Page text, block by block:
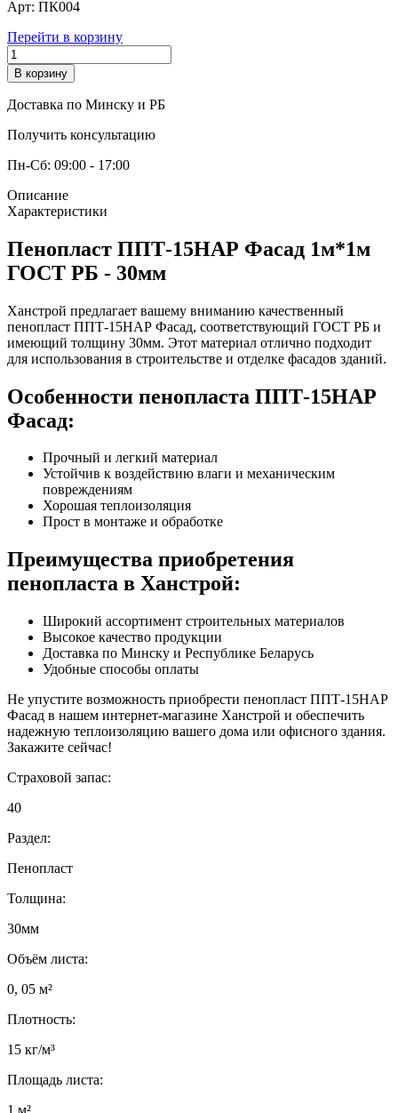
Арт: ПК004
Перейти в корзину
В корзину
Доставка по Минску и РБ
Получить консультацию
Пн-Сб: 09:00 - 17:00
Описание
Характеристики
Пенопласт ППТ-15НАР Фасад 1м*1м
ГОСТ РБ - 30мм
Ханстрой предлагает вашему вниманию качественный
пенопласт ППТ-15НАР Фасад, соответствующий ГОСТ РБ и
имеющий толщину 30мм. Этот материал отлично подходит
для использования в строительстве и отделке фасадов зданий.
Особенности пенопласта ППТ-15НАР
Фасад:
Прочный и легкий материал
Устойчив к воздействию влаги и механическим
повреждениям
Хорошая теплоизоляция
Прост в монтаже и обработке
Преимущества приобретения
пенопласта в Ханстрой:
Широкий ассортимент строительных материалов
Высокое качество продукции
Доставка по Минску и Республике Беларусь
Удобные способы оплаты
Не упустите возможность приобрести пенопласт ППТ-15НАР
Фасад в нашем интернет-магазине Ханстрой и обеспечить
надежную теплоизоляцию вашего дома или офисного здания.
Закажите сейчас!
Страховой запас:
40
Раздел:
Пенопласт
Толщина:
30мм
Объём листа:
0, 05 м²
Плотность:
15 кг/м³
Площадь листа: